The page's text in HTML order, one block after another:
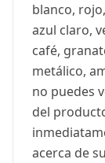
blanco,
azul claro,
café,
metálico,
no puedes
del
acerca de